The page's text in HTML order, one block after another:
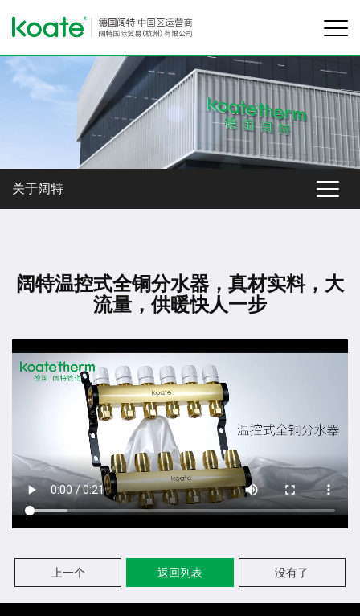
关于阔特
阔特温控式全铜分水器，真材实料，大
流量，供暖快人一步
上一个 返回列表 没有了